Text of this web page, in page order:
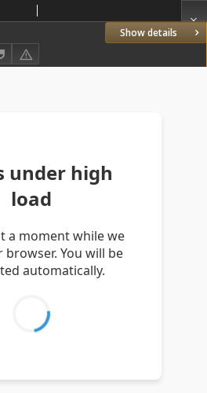
Show details